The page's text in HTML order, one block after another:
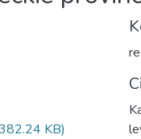
KB)